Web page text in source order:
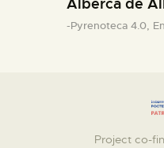
-Pyrenoteca 4.0,
Project co-